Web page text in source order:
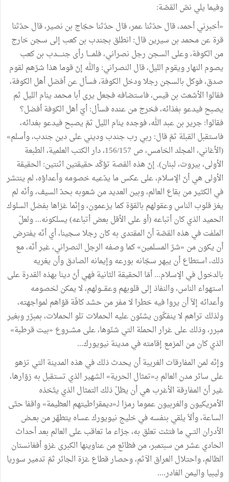
وفيما يلي نصّ القصّة:
«أخبرني أحمد، قال حدّثنا عمر، قال حدّثنا حجّاج بن نصير، قال حدّثنا
قرة عن محمد بن سيرين قال: انطلق بجندب بن كعب إلى سجن خارج
من الكوفة، وعلى السجن رجل نصراني، فلمــــا رأى جنـــــدب بن كعب
يصوم النهار ويقوم الليل، قال النصراني: والله إنّ قوما هذا شرّهم لقوم
صدق، فوكل بالسجن رجلا ودخل الكوفة، فسأل عن أفضل أهل الكوفة،
فقالوا الأشعث بن قيس، فاستضافه فجعل يرى أبا محمد ينام الليل ثم
يصبح فيدعو بغذائه، فخرج من عنده فسأل: أيّ أهل الكوفة أفضل؟
فقالوا: جرير بن عبد الله، فوجده ينام الليل ثمّ يصبح فيدعو بغدائه،
فاستقبل القبلة ثمّ قال: ربي رب جندب وديني على دين جندب، وأسلم»
(الأغاني، المجلد الخامس، ص 156/157، دار الكتب العلمية، الطبعة
الأولى، بيروت، لبنان). إنّ هذه القصة تؤكّد حقيقتين اثنتين: الحقيقة
الأولى هي أنّ الإسلام، على عكس ما يدّعيه خصومه وأعداؤه، لم ينتشر
في الكثير من بقاع العالم، وبين العديد من شعوبه بحدّ السيف، وأنّه لم
يغز قلوب الناس وعقولهم بالقوّة كما يزعمون، وإنّما غزاها بفضل السلوك
الحميد الذي كان أتباعه (أو على الأقل بعض أتباعه) يسلكونه... ولعلّ
الملفت في هذه القصّة أنّ المقتدى به كان رجلا سجينا، أي أنّه يفترض
أن يكون من «شرّ المسلمين» كما وصفه الرجل النصراني، غير أنّه، مع
ذلك، استطاع أن يبهر سجّانه بورعه وإيمانه الصادق وأن يغريه
بالدخول في الإسلام... أمّا الحقيقة الثانية فهي أنّ دينا بهذه القدرة على
استهواء الناس، والنفاذ إلى قلوبهم وعقـــولهم، لا يمكن لخصومه
وأعدائه إلاّ أن يروا فيه خطرا لا مفر من حشد كافّة قوّاهم لمواجهته،
ولذلك تراهم لا ينفكّون يشنّون عليه الحملات تلو الحملات، بمبرّر وبغير
مبرر، وذلك على غرار الحملة التي شنّوها، على مشــروع «بيت قرطبة»
الذي كان من المزمع إقامته في مدينة نيويورك...
وإنّه لمن المفارقات الغريبة أن يحدث ذلك في هذه المدينة التي تزهو
على سائر مدن العالم بـ«تمثال الحرية» الشهير الذي تستقبل به زوّارها،
غير أنّ المفارقة الأغرب هي أن يظلّ ذلك التمثال الذي يتّخذه
الأمريكيون والغربيون عموما رمزا لـ«ديمقراطيتهم العظيمة» واقفا حتّى
الساعة، وألاّ يلقي بنفسه في خليج نيويورك عساه يتطهّر من بعــض
الأدران التــي ما فتئت تعلق به، جرّاء ما تعاقب على العالم بعد أحداث
الحادي عشر من سبتمبر، من فظائع من عناوينها الكبرى غزو أفغانستان
الظالم، واحتلال العراق الآثم، وحصار قطاع غزة الجائر ثمّ تدمير سوريا
وليبيا واليمن الغادر....